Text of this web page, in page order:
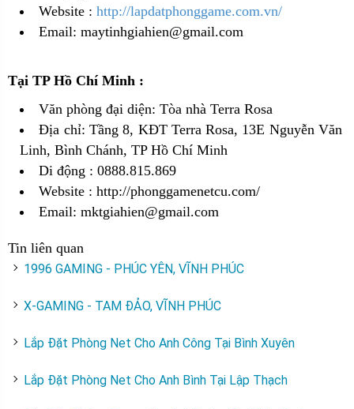
Website : http://lapdatphonggame.com.vn/
Email: maytinhgiahien@gmail.com
Tại TP Hồ Chí Minh :
Văn phòng đại diện: Tòa nhà Terra Rosa
Địa chỉ: Tầng 8, KĐT Terra Rosa, 13E Nguyễn Văn
Linh, Bình Chánh, TP Hồ Chí Minh
Di động : 0888.815.869
Website : http://phonggamenetcu.com/
Email: mktgiahien@gmail.com
Tin liên quan
1996 GAMING - PHÚC YÊN, VĨNH PHÚC
X-GAMING - TAM ĐẢO, VĨNH PHÚC
Lắp Đặt Phòng Net Cho Anh Công Tại Bình Xuyên
Lắp Đặt Phòng Net Cho Anh Bình Tại Lập Thạch